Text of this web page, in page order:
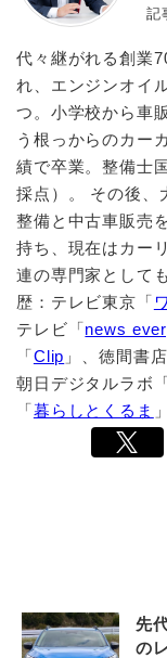
記
代々継がれる創業
れ、エンジンオイ
つ。小学校から車
う根っからのカー
績で卒業。整備士
採点）。 その後、
整備と中古車販売
持ち、現在はカー
連の専門家として
歴：テレビ東京「
テレビ「 news
「 Clip 」、徳間書
朝日デジタルラボ「
「 暮らしとくるま
先
の